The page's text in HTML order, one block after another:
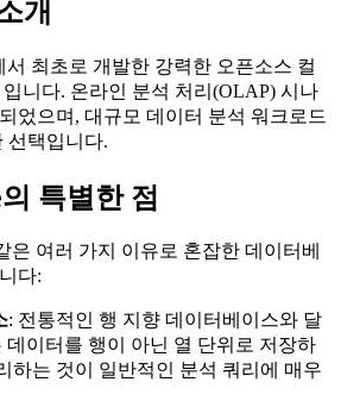
개
서 최초로 개발한 강력한 오픈소스 컬
니다. 온라인 분석 처리(OLAP) 시나
었으며, 대규모 데이터 분석 워크로드
선택입니다.
특별한 점
은 여러 가지 이유로 혼잡한 데이터베
다:
: 전통적인 행 지향 데이터베이스와 달
데이터를 행이 아닌 열 단위로 저장하
하는 것이 일반적인 분석 쿼리에 매우